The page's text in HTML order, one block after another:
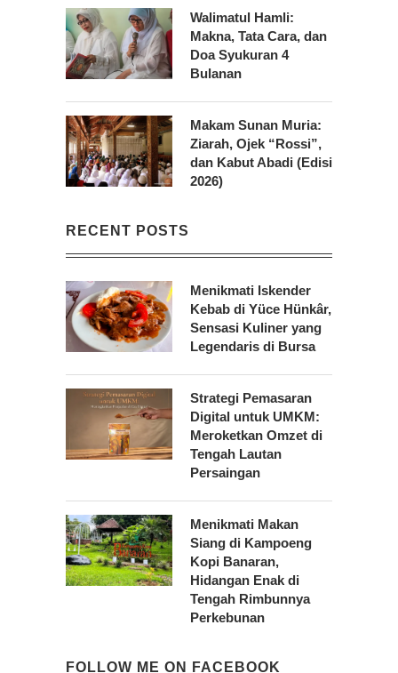
Walimatul Hamli:
Makna, Tata Cara, dan
Doa Syukuran 4
Bulanan
Makam Sunan Muria:
Ziarah, Ojek “Rossi”,
dan Kabut Abadi (Edisi
2026)
RECENT POSTS
Menikmati Iskender
Kebab di Yüce Hünkâr,
Sensasi Kuliner yang
Legendaris di Bursa
Strategi Pemasaran
Digital untuk UMKM:
Meroketkan Omzet di
Tengah Lautan
Persaingan
Menikmati Makan
Siang di Kampoeng
Kopi Banaran,
Hidangan Enak di
Tengah Rimbunnya
Perkebunan
FOLLOW ME ON FACEBOOK